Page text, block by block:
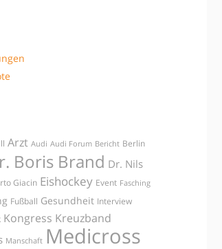
Arzt Audi Audi Forum Bericht Berlin
Boris Brand Dr. Nils
Giacin Eishockey Event Fasching
Fußball Gesundheit Interview
Kongress Kreuzband
Manschaft Medicross